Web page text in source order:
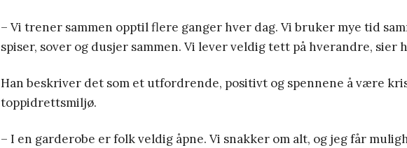
– Vi trener sammen opptil flere ganger hver dag. Vi bruker mye tid
spiser, sover og dusjer sammen. Vi lever veldig tett på hverandre, sier
Han beskriver det som et utfordrende, positivt og spennene å være
toppidrettsmiljø.
– I en garderobe er folk veldig åpne. Vi snakker om alt, og jeg får